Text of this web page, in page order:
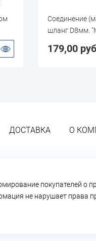
Соединение
шланг D8мм.
179,00 руб
ДОСТАВКА О
покупателей о
не нарушает права